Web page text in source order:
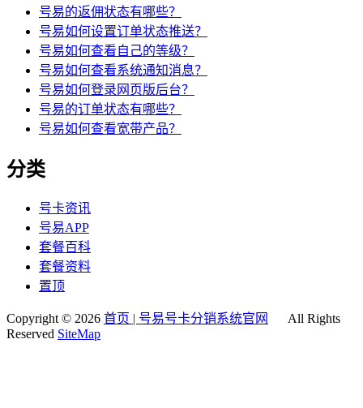
号易的返佣状态有哪些？
号易如何设置订单状态推送？
号易如何查看自己的等级？
号易如何查看系统通知消息？
号易如何登录网页版后台？
号易的订单状态有哪些？
号易如何查看宽带产品？
分类
号卡资讯
号易APP
套餐百科
套餐资料
置顶
Copyright © 2026 首页 | 号易号卡分销系统官网
All Rights
Reserved SiteMap